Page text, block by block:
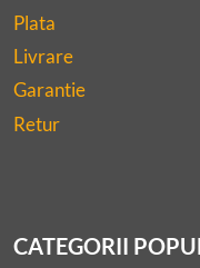
Plata
Livrare
Garantie
Retur
CATEGORII